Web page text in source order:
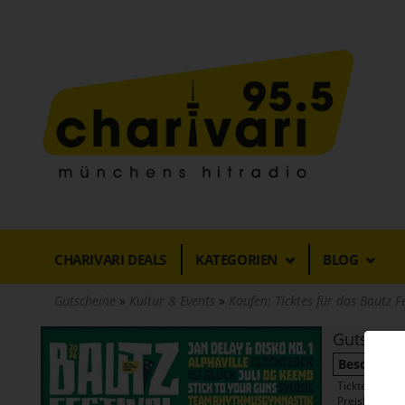
CHARIVARI DEALS KATEGORIEN BLOG
Gutscheine Kultur & Events Kaufen: Ticktes für das Bautz
Gutschein:
Ticktes für
Preis!